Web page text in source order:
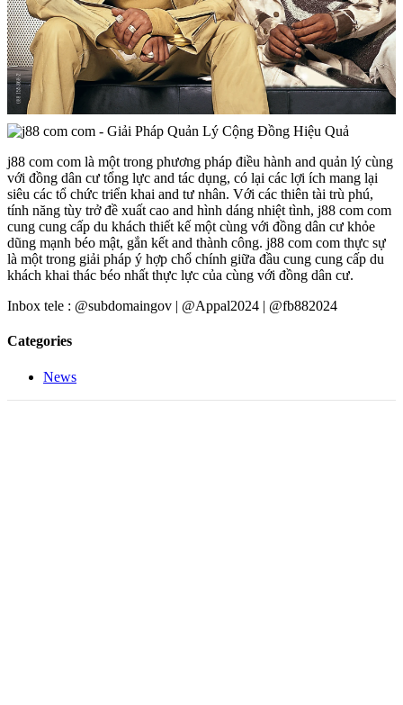
j88 com com là một trong phương pháp điều hành and quản lý cùng
với đồng dân cư tổng lực and tác dụng, có lại các lợi ích mang lại
siêu các tổ chức triển khai and tư nhân. Với các thiên tài trù phú,
tính năng tùy trở đề xuất cao and hình dáng nhiệt tình, j88 com com
cung cung cấp du khách thiết kế một cùng với đồng dân cư khỏe
dũng mạnh béo mật, gắn kết and thành công. j88 com com thực sự
là một trong giải pháp ý hợp chổ chính giữa đầu cung cung cấp du
khách khai thác béo nhất thực lực của cùng với đồng dân cư.
Inbox tele : @subdomaingov | @Appal2024 | @fb882024
Categories
News